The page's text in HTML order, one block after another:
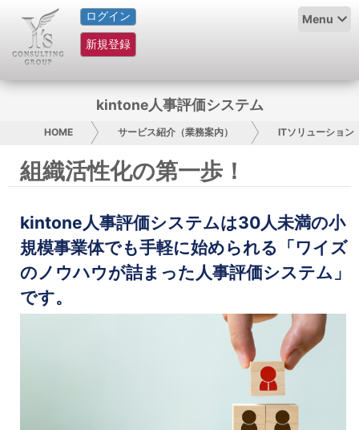
ログイン
新規登録
Menu
HOME
サービス紹介
グループ概要
採用情報
日本人にPR
コンサルティング
kintone人事評価システム
HOME サービス紹介（業務案内） ITソリューション
組織活性化の第一歩！
kintone人事評価システムは30人未満の小
規模事業体でも手軽に始められる「ワイズ
のノウハウが詰まった人事評価システム」
です。